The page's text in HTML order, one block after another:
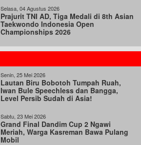
Selasa, 04 Agustus 2026
Prajurit TNI AD, Tiga Medali di 8th Asian
Taekwondo Indonesia Open
Championships 2026
Senin, 25 Mei 2026
Lautan Biru Bobotoh Tumpah Ruah,
Iwan Bule Speechless dan Bangga,
Level Persib Sudah di Asia!
Sabtu, 23 Mei 2026
Grand Final Dandim Cup 2 Ngawi
Meriah, Warga Kasreman Bawa Pulang
Mobil